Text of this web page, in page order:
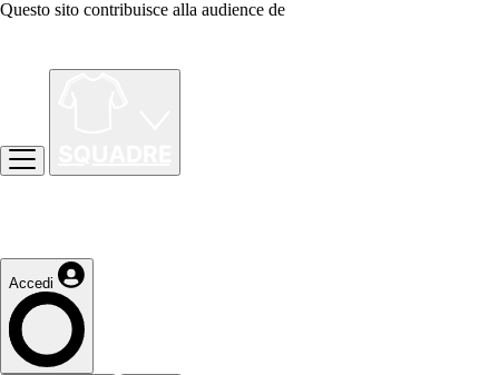
Questo sito contribuisce alla audience de
Accedi